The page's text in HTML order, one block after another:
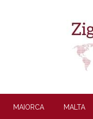
MAIORCA MALTA